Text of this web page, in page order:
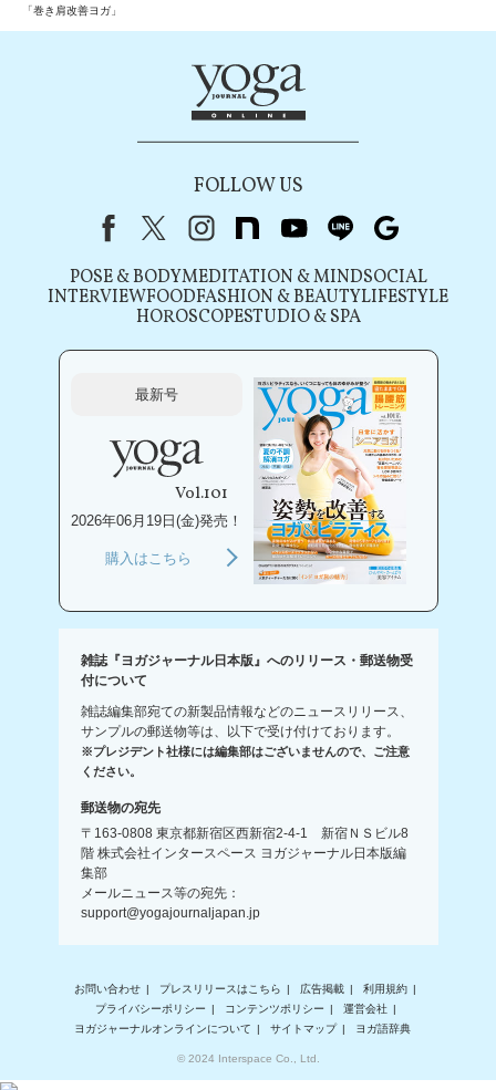
「巻き肩改善ヨガ」
FOLLOW US
FacebookX（旧Twitter）
instagram
note youtubeline
POSE & BODYMEDITATION & MINDSOCIAL
INTERVIEWFOODFASHION & BEAUTYLIFESTYLE
HOROSCOPESTUDIO & SPA
最新号
Vol.101
2026年06月19日(金)発売！
購入はこちら
雑誌『ヨガジャーナル日本版』へのリリース・郵送物受
付について
雑誌編集部宛ての新製品情報などのニュースリリース、
サンプルの郵送物等は、以下で受け付けております。
※プレジデント社様には編集部はございませんので、ご注意
ください。
郵送物の宛先
〒163-0808 東京都新宿区西新宿2-4-1 新宿ＮＳビル8
階 株式会社インタースペース ヨガジャーナル日本版編
集部
メールニュース等の宛先：
support@yogajournaljapan.jp
お問い合わせ プレスリリースはこちら 広告掲載
利用規約
プライバシーポリシー
コンテンツポリシー
運営会社
ヨガジャーナルオンラインについて
サイトマップ ヨガ語辞典
© 2024 Interspace Co., Ltd.